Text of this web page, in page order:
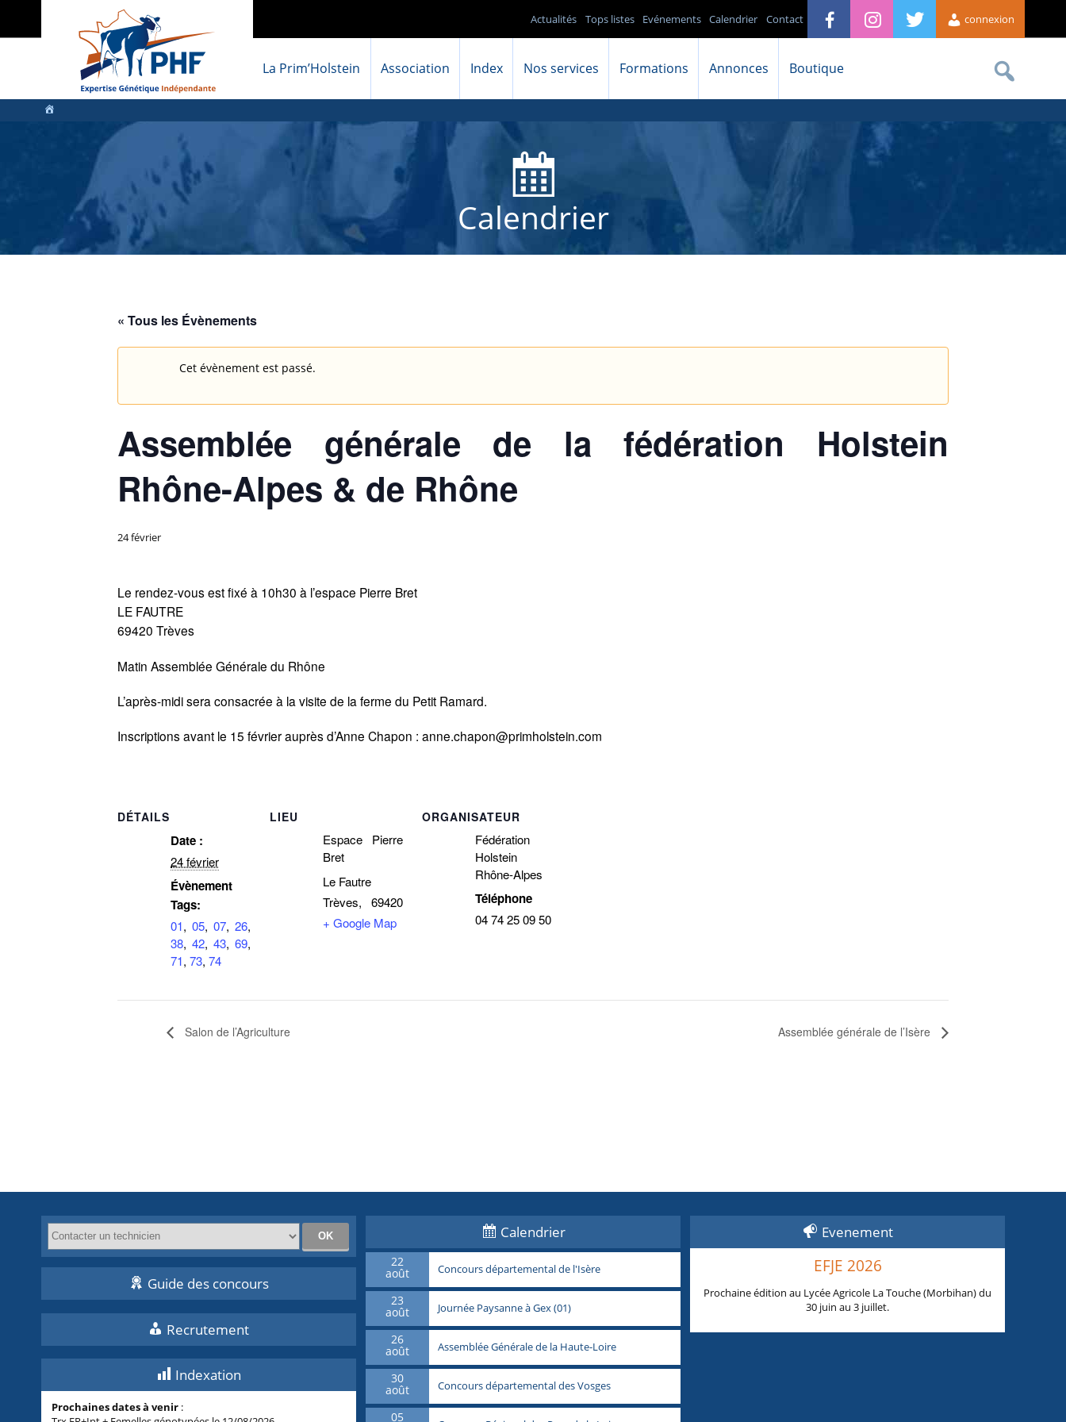
connexion
Contact
Calendrier
Evénements
Tops listes
Actualités
La Prim’Holstein Association Index Nos services Formations Annonces Boutique
Calendrier
« Tous les Évènements
Cet évènement est passé.
Assemblée générale de la fédération Holstein
Rhône-Alpes & de Rhône
24 février
Le rendez-vous est fixé à 10h30 à l’espace Pierre Bret
LE FAUTRE
69420 Trèves
Matin Assemblée Générale du Rhône
L’après-midi sera consacrée à la visite de la ferme du Petit Ramard.
Inscriptions avant le 15 février auprès d’Anne Chapon : anne.chapon@primholstein.com
DÉTAILS
Date :
24 février
Évènement
Tags:
01,05,07, 26,
38,42,43, 69,
71,73,74
LIEU
Espace Pierre
Bret
Le Fautre
Trèves,
69420
+ Google Map
ORGANISATEUR
Fédération
Holstein
Rhône-Alpes
Téléphone
04 74 25 09 50
Salon de l’Agriculture Assemblée générale de l’Isère
Guide des concours
Recrutement
Indexation
Prochaines dates à venir :
Calendrier
22
août Concours départemental de l'Isère
23
août Journée Paysanne à Gex (01)
26
août Assemblée Générale de la Haute-Loire
30
août Concours départemental des Vosges
05
Evenement
EFJE 2026
Prochaine édition au Lycée Agricole La Touche (Morbihan) du
30 juin au 3 juillet.